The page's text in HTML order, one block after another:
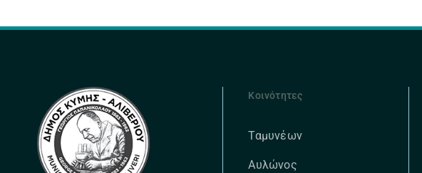
Κοινότητες
Ταμυνέων
Αυλώνος